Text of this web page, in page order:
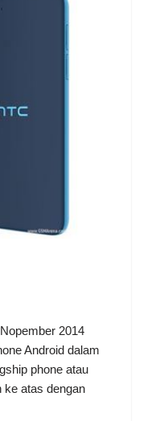
2014
Android dalam
phone atau
ke atas dengan